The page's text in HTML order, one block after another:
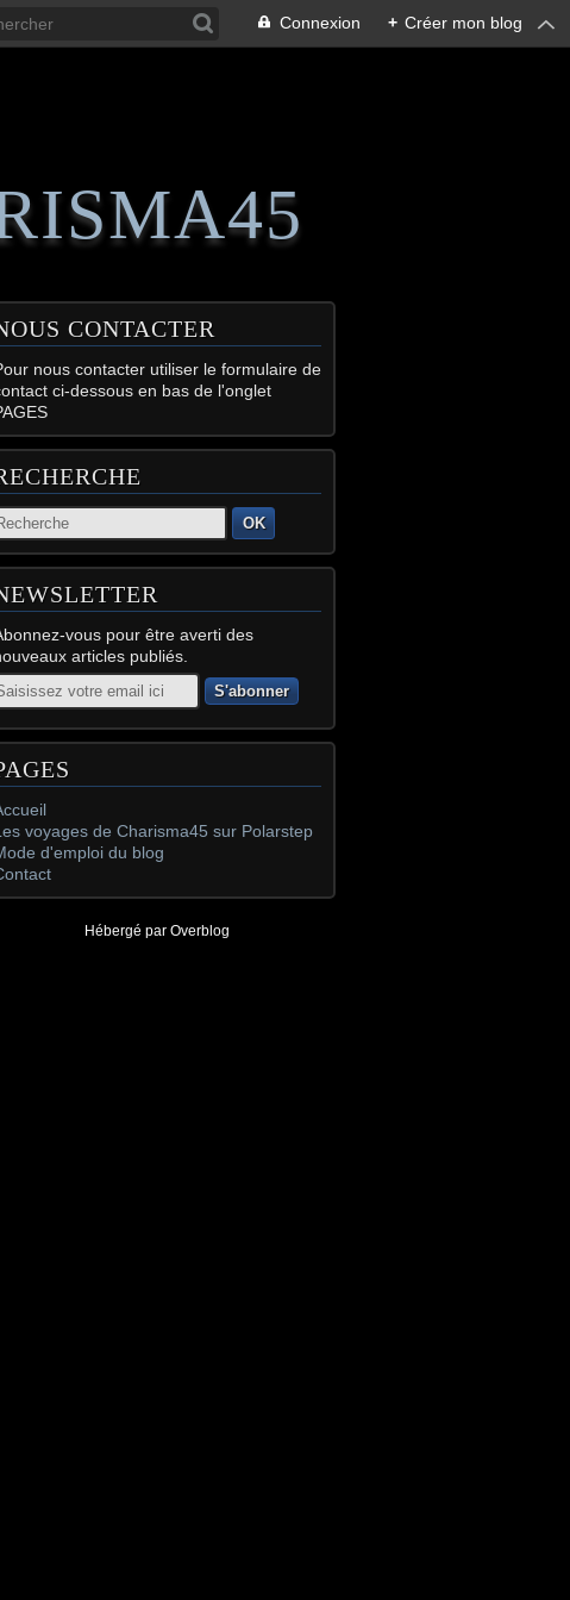
Connexion + Créer mon blog
CONTACTER
nous contacter utiliser le formulaire de
ci-dessous en bas de l'onglet
OK
vous pour être averti des
articles publiés.
voyages de Charisma45 sur Polarstep
d'emploi du blog
Hébergé par Overblog